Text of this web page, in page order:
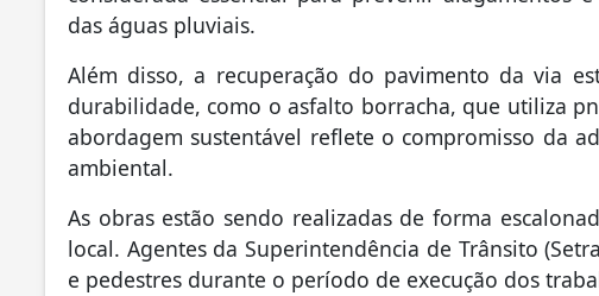
das águas pluviais.
Além disso, a recuperação do pavimento da via
durabilidade, como o asfalto borracha, que utiliza
abordagem sustentável reflete o compromisso da
ambiental.
As obras estão sendo realizadas de forma
local. Agentes da Superintendência de Trânsito
e pedestres durante o período de execução dos